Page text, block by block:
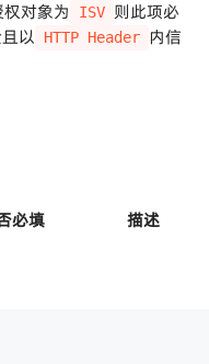
对象为 ISV 则此项必
以 HTTP Header
内信
必填 描述